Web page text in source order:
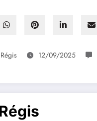
Régis 12/09/2025
Régis